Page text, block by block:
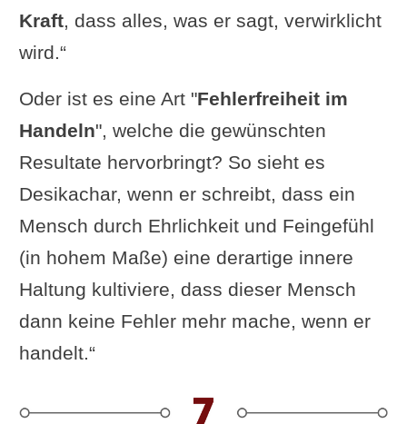
Kraft, dass alles, was er sagt, verwirklicht
wird.“
Oder ist es eine Art "Fehlerfreiheit im
Handeln", welche die gewünschten
Resultate hervorbringt? So sieht es
Desikachar, wenn er schreibt, dass ein
Mensch durch Ehrlichkeit und Feingefühl
(in hohem Maße) eine derartige innere
Haltung kultiviere, dass dieser Mensch
dann keine Fehler mehr mache, wenn er
handelt.“